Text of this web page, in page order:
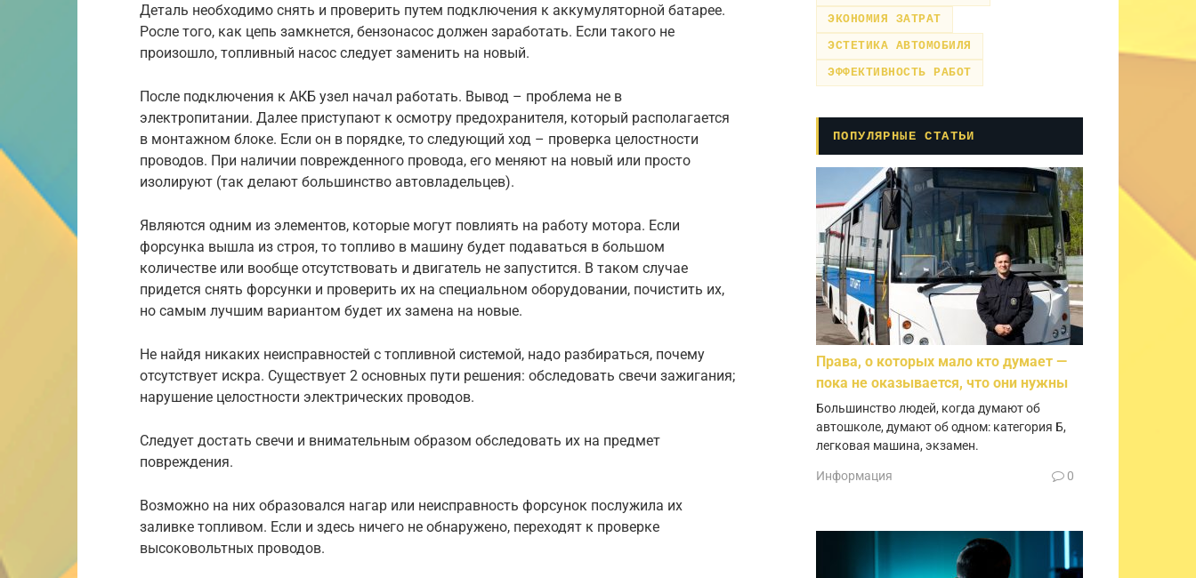
Деталь необходимо снять и проверить путем подключения к аккумуляторной батарее.
Росле того, как цепь замкнется, бензонасос должен заработать. Если такого не
произошло, топливный насос следует заменить на новый.
После подключения к АКБ узел начал работать. Вывод – проблема не в
электропитании. Далее приступают к осмотру предохранителя, который располагается
в монтажном блоке. Если он в порядке, то следующий ход – проверка целостности
проводов. При наличии поврежденного провода, его меняют на новый или просто
изолируют (так делают большинство автовладельцев).
Являются одним из элементов, которые могут повлиять на работу мотора. Если
форсунка вышла из строя, то топливо в машину будет подаваться в большом
количестве или вообще отсутствовать и двигатель не запустится. В таком случае
придется снять форсунки и проверить их на специальном оборудовании, почистить их,
но самым лучшим вариантом будет их замена на новые.
Не найдя никаких неисправностей с топливной системой, надо разбираться, почему
отсутствует искра. Существует 2 основных пути решения: обследовать свечи зажигания;
нарушение целостности электрических проводов.
Следует достать свечи и внимательным образом обследовать их на предмет
повреждения.
Возможно на них образовался нагар или неисправность форсунок послужила их
заливке топливом. Если и здесь ничего не обнаружено, переходят к проверке
высоковольтных проводов.
ЭКОНОМИЯ ЗАТРАТ
ЭСТЕТИКА АВТОМОБИЛЯ
ЭФФЕКТИВНОСТЬ РАБОТ
ПОПУЛЯРНЫЕ СТАТЬИ
Права, о которых мало кто думает —
пока не оказывается, что они нужны
Большинство людей, когда думают об
автошколе, думают об одном: категория Б,
легковая машина, экзамен.
Информация 0